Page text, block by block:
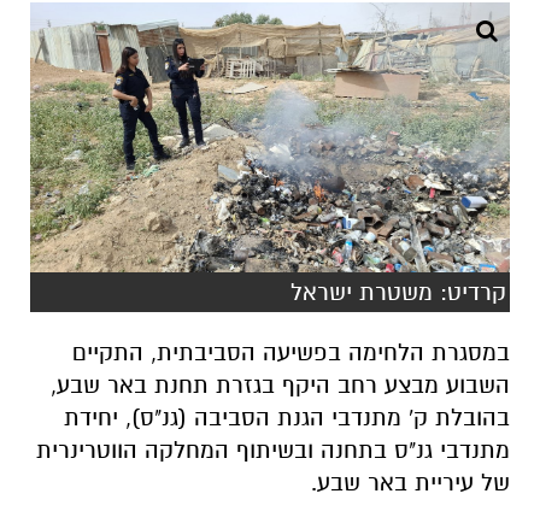
קרדיט: משטרת ישראל
במסגרת הלחימה בפשיעה הסביבתית, התקיים
השבוע מבצע רחב היקף בגזרת תחנת באר שבע,
בהובלת ק' מתנדבי הגנת הסביבה (גנ"ס), יחידת
מתנדבי גנ"ס בתחנה ובשיתוף המחלקה הווטרינרית
של עיריית באר שבע.